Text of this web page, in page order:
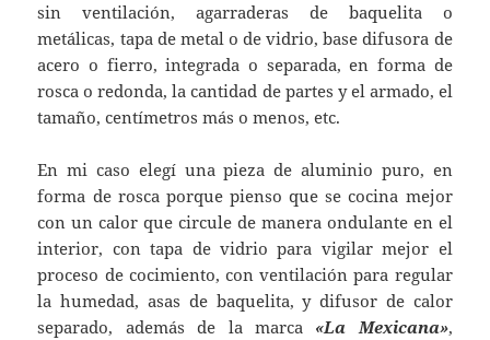
sin ventilación, agarraderas de baquelita o
metálicas, tapa de metal o de vidrio, base difusora de
acero o fierro, integrada o separada, en forma de
rosca o redonda, la cantidad de partes y el armado, el
tamaño, centímetros más o menos, etc.
En mi caso elegí una pieza de aluminio puro, en
forma de rosca porque pienso que se cocina mejor
con un calor que circule de manera ondulante en el
interior, con tapa de vidrio para vigilar mejor el
proceso de cocimiento, con ventilación para regular
la humedad, asas de baquelita, y difusor de calor
separado, además de la marca «La Mexicana»,